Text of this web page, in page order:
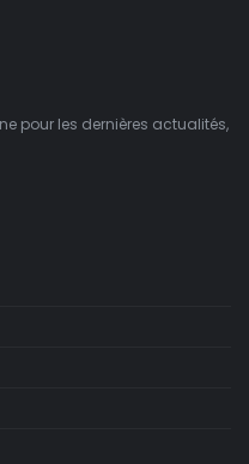
pour les dernières actualités,